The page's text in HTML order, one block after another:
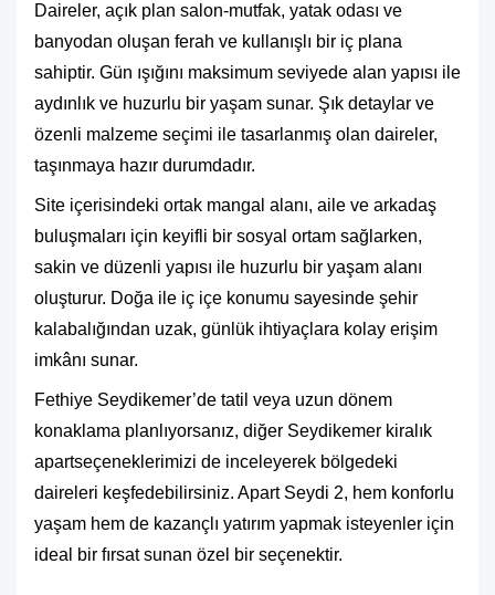
Daireler, açık plan salon-mutfak, yatak odası ve
banyodan oluşan ferah ve kullanışlı bir iç plana
sahiptir. Gün ışığını maksimum seviyede alan yapısı ile
aydınlık ve huzurlu bir yaşam sunar. Şık detaylar ve
özenli malzeme seçimi ile tasarlanmış olan daireler,
taşınmaya hazır durumdadır.
Site içerisindeki ortak mangal alanı, aile ve arkadaş
buluşmaları için keyifli bir sosyal ortam sağlarken,
sakin ve düzenli yapısı ile huzurlu bir yaşam alanı
oluşturur. Doğa ile iç içe konumu sayesinde şehir
kalabalığından uzak, günlük ihtiyaçlara kolay erişim
imkânı sunar.
Fethiye Seydikemer’de tatil veya uzun dönem
konaklama planlıyorsanız, diğer Seydikemer kiralık
apartseçeneklerimizi de inceleyerek bölgedeki
daireleri keşfedebilirsiniz. Apart Seydi 2, hem konforlu
yaşam hem de kazançlı yatırım yapmak isteyenler için
ideal bir fırsat sunan özel bir seçenektir.